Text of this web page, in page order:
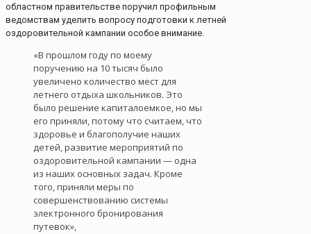
областном правительстве поручил профильным
ведомствам уделить вопросу подготовки к летней
оздоровительной кампании особое внимание.
«В прошлом году по моему
поручению на 10 тысяч было
увеличено количество мест для
летнего отдыха школьников. Это
было решение капиталоемкое, но мы
его приняли, потому что считаем, что
здоровье и благополучие наших
детей, развитие мероприятий по
оздоровительной кампании — одна
из наших основных задач. Кроме
того, приняли меры по
совершенствованию системы
электронного бронирования
путевок»,